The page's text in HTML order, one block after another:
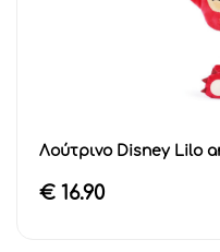
Λούτρινο Disney Lilo
€ 16.90